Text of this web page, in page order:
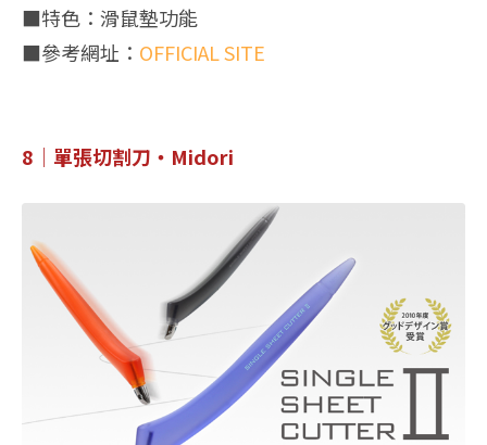
■特色：滑鼠墊功能
■參考網址： OFFICIAL SITE
8｜單張切割刀・Midori